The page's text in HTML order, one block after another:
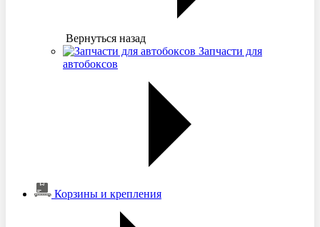
Вернуться назад
Запчасти для
автобоксов
Корзины и крепления